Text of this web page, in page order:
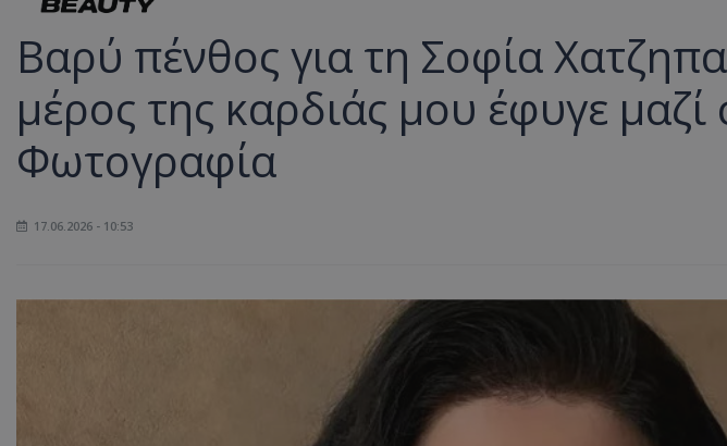
Βαρύ πένθος για τη Σοφία
μέρος της καρδιάς μου έφυγε
Φωτογραφία
17.06.2026 - 10:53